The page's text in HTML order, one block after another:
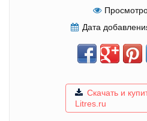
Дата
Скачать и
Litres.ru